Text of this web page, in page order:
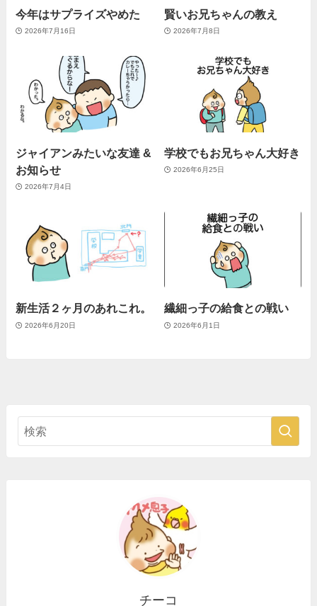
今年はサプライズやめた
2026年7月16日
賢いお兄ちゃんの教え
2026年7月8日
ジャイアンみたいな友達 &
お知らせ
2026年7月4日
学校でもお兄ちゃん大好き
2026年6月25日
新生活２ヶ月のあれこれ。
2026年6月20日
繊細っ子の給食との戦い
2026年6月1日
チーコ